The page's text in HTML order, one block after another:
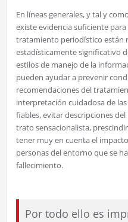
En líneas generales, y tal y
existe evidencia suficiente
tratamiento periodístico están
estadísticamente significativo
estilos de manejo de la
pueden ayudar a prevenir
recomendaciones del
interpretación cuidadosa de
fiables, evitar descripciones
trato sensacionalista,
tener muy en cuenta el
personas del entorno que se
fallecimiento.
Por todo ello es